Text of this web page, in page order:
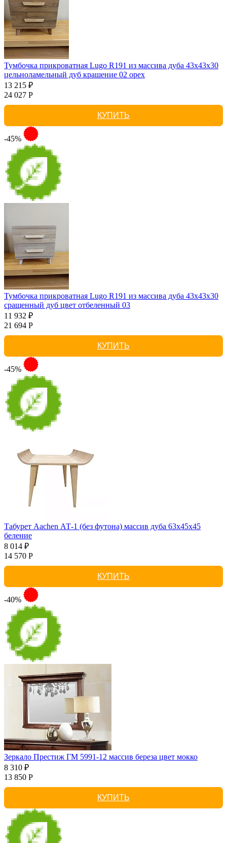
Тумбочка прикроватная Lugo R191 из массива дуба 43х43х30
цельноламельный дуб крашение 02 орех
13 215 ₽
24 027 Р
КУПИТЬ
-45%
Тумбочка прикроватная Lugo R191 из массива дуба 43х43х30
сращенный дуб цвет отбеленный 03
11 932 ₽
21 694 Р
КУПИТЬ
-45%
Табурет Aachen АТ-1 (без футона) массив дуба 63х45х45
беление
8 014 ₽
14 570 Р
КУПИТЬ
-40%
Зеркало Престиж ГМ 5991-12 массив береза цвет мокко
8 310 ₽
13 850 Р
КУПИТЬ